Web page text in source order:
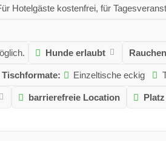
Hotelgäste kostenfrei, für
Hunde erlaubt
Einzeltische eckig
barrierefreie Location